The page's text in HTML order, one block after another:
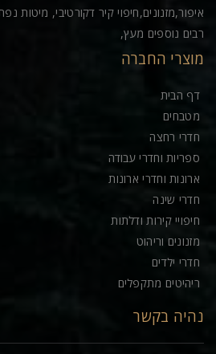
איפור,מזנונים,חיפוי קיר דקורטיבי, מיטות
רבים נוספים מעץ,
מוצרי החברה
דף הבית
מטבחים
חדרי רחצה
ספריות וחדרי עבודה
ארונות וחדרי ארונות
חדרי שינה
חיפויי קירות ודלתות
מזנונים וריהוט
חדרי ילדים
ריהיטים מתקפלים
נהיה בקשר